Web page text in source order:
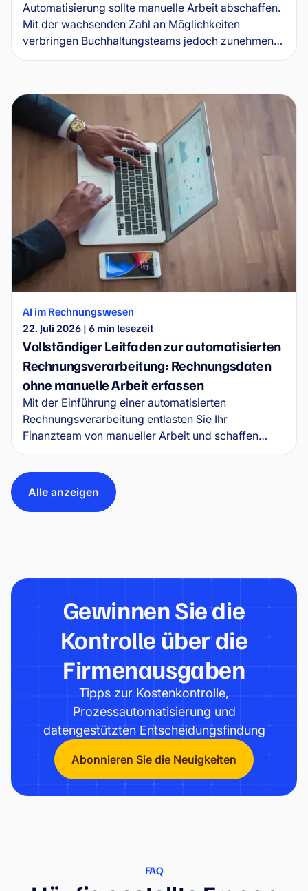
Automatisierung sollte manuelle Arbeit abschaffen.
Mit der wachsenden Zahl an Möglichkeiten
verbringen Buchhaltungsteams jedoch zunehmend
Zeit damit, die Automatisierungen selbst zu
Buchhaltungsautomatisierung ein: ein System, das
aus realem Buchungsverhalten lernt und
selbstständig Buchungsregeln vorschlägt.
AI im Rechnungswesen
22. Juli 2026 | 6 min lesezeit
Vollständiger Leitfaden zur automatisierten
Rechnungsverarbeitung: Rechnungsdaten
ohne manuelle Arbeit erfassen
Mit der Einführung einer automatisierten
Rechnungsverarbeitung entlasten Sie Ihr
Finanzteam von manueller Arbeit und schaffen
Freiraum für die Zukunft und finanzielle Stabilität
Sie, wie Software zur Rechnungsautomatisierung in
der Praxis funktioniert, welche konkreten Vorteile
Alle anzeigen
Gewinnen Sie die
Kontrolle über die
Firmenausgaben
Tipps zur Kostenkontrolle,
Prozessautomatisierung und
datengestützten Entscheidungsfindung
Abonnieren Sie die Neuigkeiten
FAQ